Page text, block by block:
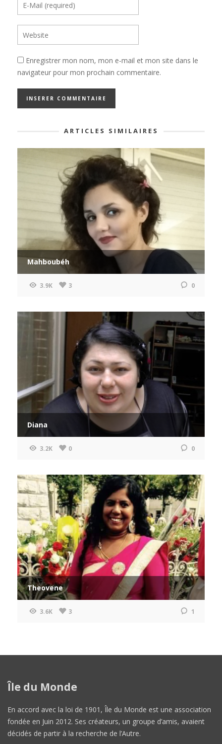
Enregistrer mon nom, mon e-mail et mon site dans le
navigateur pour mon prochain commentaire.
ARTICLES SIMILAIRES
Mahboubéh
3.9K 3 0
Diana
3.2K 0 0
Theovene
3.6K 3 1
Île du Monde
En accord avec la loi de 1901, Île du Monde est une association
fondée en Juin 2012. Ses créateurs, un groupe d’amis, avaient
décidés de partir à la recherche de l’Autre.